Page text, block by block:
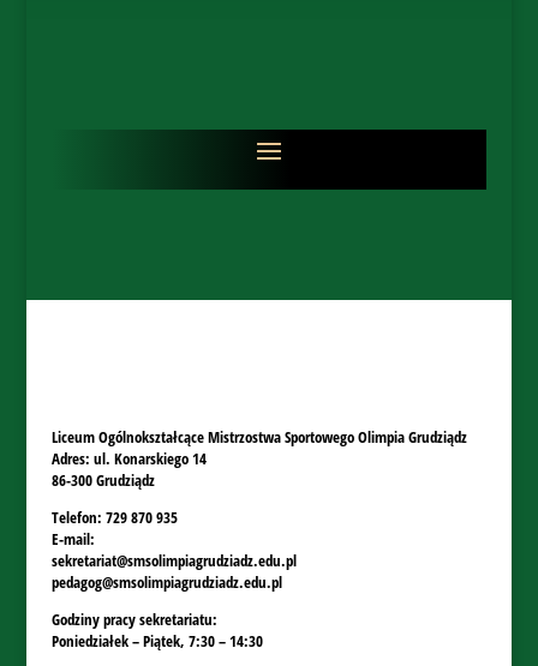
Liceum Ogólnokształcące Mistrzostwa Sportowego Olimpia Grudziądz
Adres: ul. Konarskiego 14
86-300 Grudziądz
Telefon: 729 870 935
E-mail:
sekretariat@smsolimpiagrudziadz.edu.pl
pedagog@smsolimpiagrudziadz.edu.pl
Godziny pracy sekretariatu:
Poniedziałek – Piątek, 7:30 – 14:30